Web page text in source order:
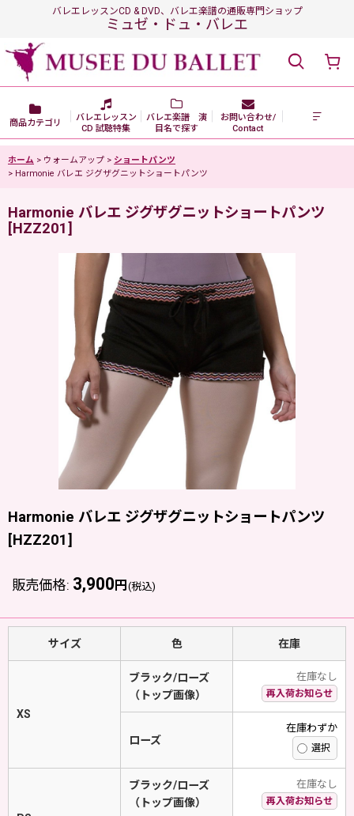
バレエレッスンCD & DVD、バレエ楽譜の通販専門ショップ
ミュゼ・ドュ・バレエ
商品カテゴリ
バレエレッスン
CD 試聴特集
バレエ楽譜 演
目名で探す
お問い合わせ/
Contact
ホーム > ウォームアップ > ショートパンツ
> Harmonie バレエ ジグザグニットショートパンツ
Harmonie バレエ ジグザグニットショートパンツ
[HZZ201]
Harmonie バレエ ジグザグニットショートパンツ
[HZZ201]
販売価格: 3,900 円 (税込)
サイズ 色 在庫
XS
ブラック/ローズ
（トップ画像）
在庫なし
再入荷お知らせ
ローズ
在庫わずか
ブラック/ローズ
（トップ画像）
在庫なし
再入荷お知らせ